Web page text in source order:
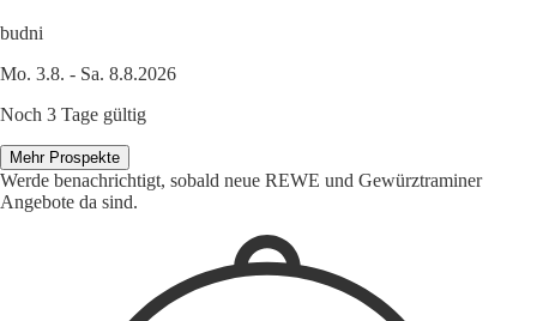
budni
Mo. 3.8. - Sa. 8.8.2026
Noch 3 Tage gültig
Mehr Prospekte
Werde benachrichtigt, sobald neue REWE und Gewürztraminer
Angebote da sind.